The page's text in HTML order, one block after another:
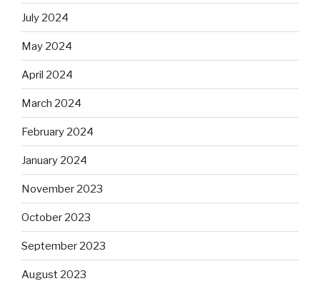
July 2024
May 2024
April 2024
March 2024
February 2024
January 2024
November 2023
October 2023
September 2023
August 2023